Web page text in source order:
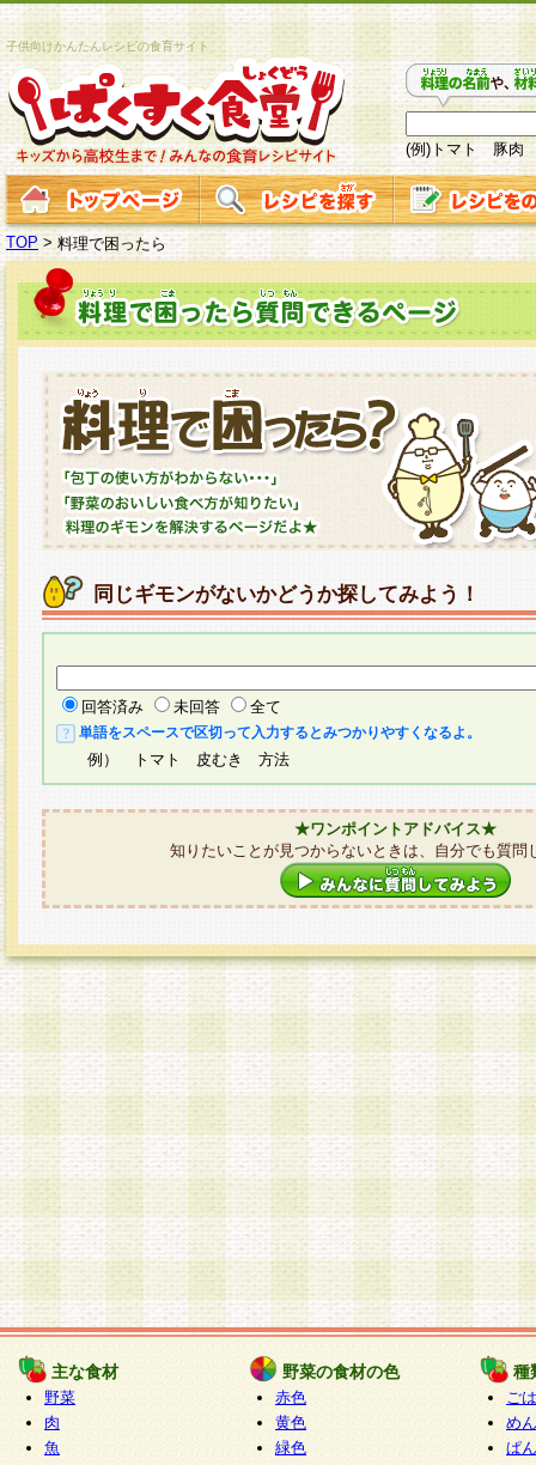
子供向けかんたんレシピの食育サイト
(例)トマト 豚肉
TOP >料理で困ったら
同じギモンがないかどうか探してみよう！
回答済み 未回答 全て
単語をスペースで区切って入力するとみつかりやすくなるよ。
例） トマト 皮むき 方法
★ワンポイントアドバイス★
知りたいことが見つからないときは、自分でも質問
主な食材
野菜
肉
魚
野菜の食材の色
赤色
黄色
緑色
種
ご
めん
ぱん